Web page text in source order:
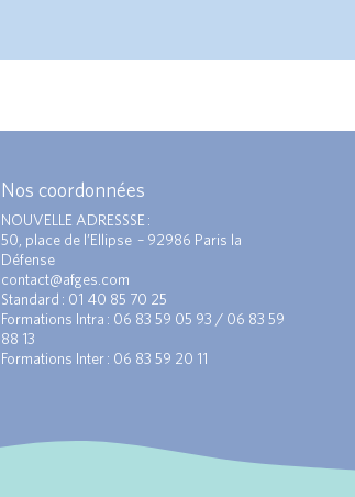
Nos coordonnées
NOUVELLE ADRESSSE :
50, place de l’Ellipse – 92986 Paris la
Défense
contact@afges.com
Standard : 01 40 85 70 25
Formations Intra : 06 83 59 05 93 / 06 83 59
88 13
Formations Inter : 06 83 59 20 11